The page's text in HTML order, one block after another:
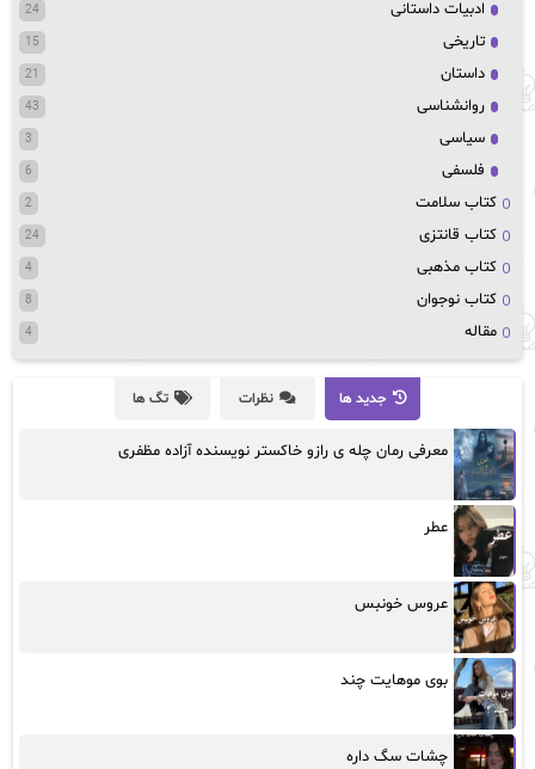
ادبیات داستانی 24
تاریخی 15
داستان 21
روانشناسی 43
سیاسی 3
فلسفی 6
کتاب سلامت 2
کتاب قانتزی 24
کتاب مذهبی 4
کتاب نوجوان 8
مقاله 4
جدید ها نظرات تگ ها
معرفی رمان چله ی رازو خاکستر نویسنده آزاده مظفری
عطر
عروس خونبس
بوی موهایت چند
چشات سگ داره